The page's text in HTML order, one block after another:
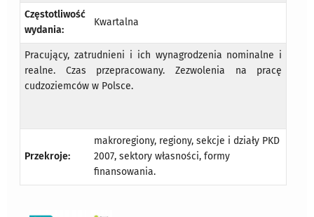
Częstotliwość
wydania:
Kwartalna
Pracujący, zatrudnieni i ich wynagrodzenia nominalne i
realne. Czas przepracowany. Zezwolenia na pracę
cudzoziemców w Polsce.
Przekroje:
makroregiony, regiony, sekcje i działy PKD
2007, sektory własności, formy
finansowania.